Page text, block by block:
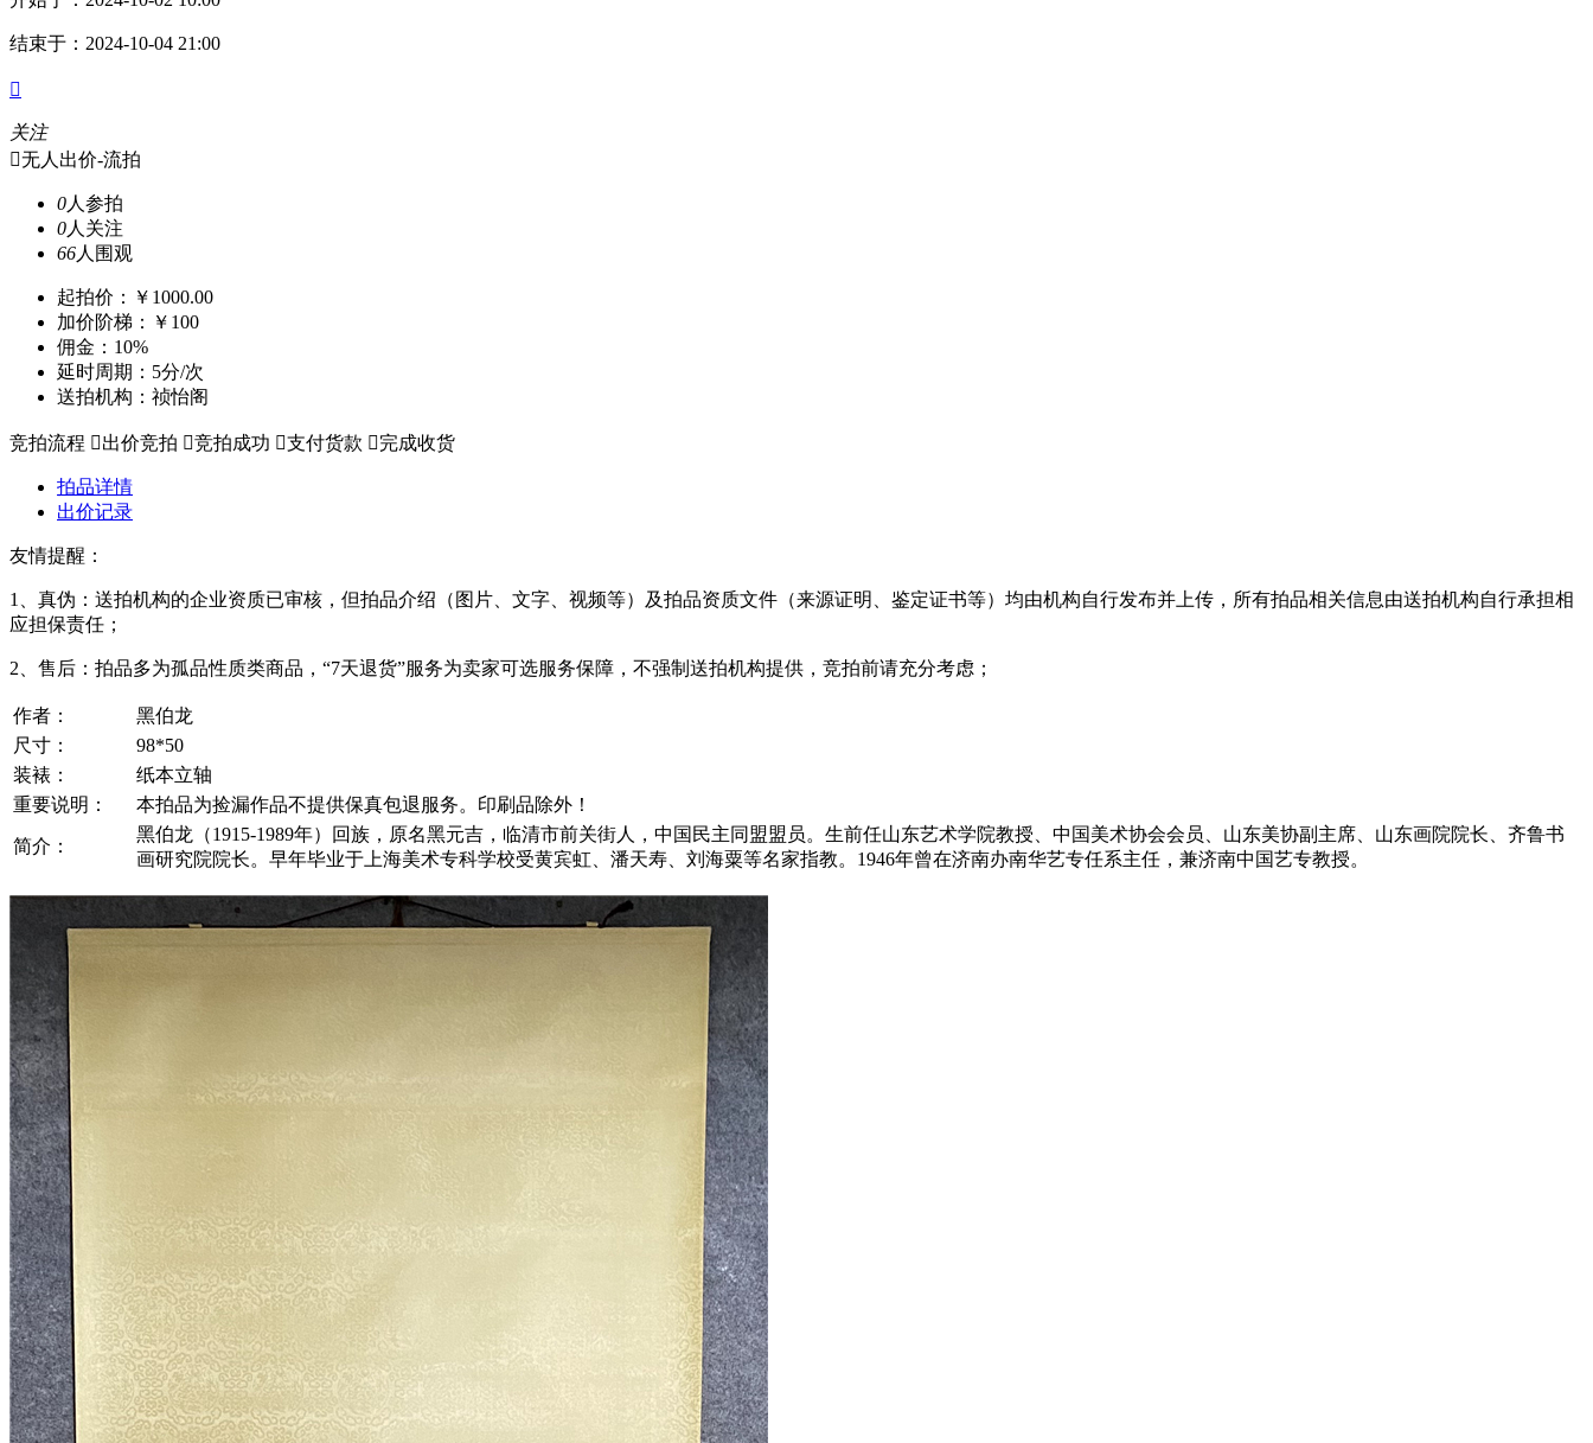
结束于：2024-10-04 21:00

关注
无人出价-流拍
0人参拍
0人关注
66人围观
起拍价：￥1000.00
加价阶梯：￥100
佣金：10%
延时周期：5分/次
送拍机构：祯怡阁
竞拍流程 出价竞拍 竞拍成功 支付货款 完成收货
拍品详情
出价记录
友情提醒：
1、真伪：送拍机构的企业资质已审核，但拍品介绍（图片、文字、视频等）及拍品资质文件（来源证明、鉴定证书等）均由机构自行发布并上传，所有拍品相关信息由送拍机构自行承担相
应担保责任；
2、售后：拍品多为孤品性质类商品，“7天退货”服务为卖家可选服务保障，不强制送拍机构提供，竞拍前请充分考虑；
作者：
黑伯龙
尺寸：
98*50
装裱：
纸本立轴
重要说明：
本拍品为捡漏作品不提供保真包退服务。印刷品除外！
简介：
黑伯龙（1915-1989年）回族，原名黑元吉，临清市前关街人，中国民主同盟盟员。生前任山东艺术学院教授、中国美术协会会员、山东美协副主席、山东画院院长、齐鲁书
画研究院院长。早年毕业于上海美术专科学校受黄宾虹、潘天寿、刘海粟等名家指教。1946年曾在济南办南华艺专任系主任，兼济南中国艺专教授。